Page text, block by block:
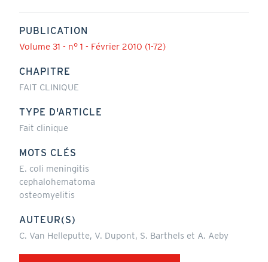
PUBLICATION
Volume 31 - n° 1 - Février 2010 (1-72)
CHAPITRE
FAIT CLINIQUE
TYPE D'ARTICLE
Fait clinique
MOTS CLÉS
E. coli meningitis
cephalohematoma
osteomyelitis
AUTEUR(S)
C. Van Helleputte, V. Dupont, S. Barthels et A. Aeby